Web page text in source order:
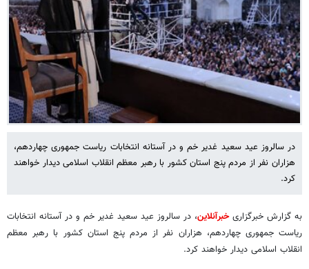
در سالروز عید سعید غدیر خم و در آستانه‌ انتخابات ریاست جمهوری چهاردهم،
هزاران نفر از مردم پنج استان کشور با رهبر معظم انقلاب اسلامی دیدار خواهند
کرد. ️
به گزارش خبرگزاریخبرآنلاین، در سالروز عید سعید غدیر خم و در آستانه‌ انتخابات
ریاست جمهوری چهاردهم، هزاران نفر از مردم پنج استان کشور با رهبر معظم
انقلاب اسلامی دیدار خواهند کرد. ️